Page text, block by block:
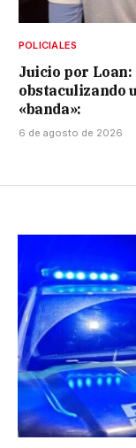
POLICIALES
Juicio por
obstaculizando
«banda»:
6 de agosto de 2026